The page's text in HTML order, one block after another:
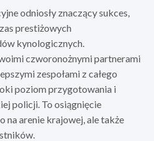
odniosły znaczący sukces,
prestiżowych
kynologicznych.
czworonożnymi partnerami
zespołami z całego
poziom przygotowania i
policji. To osiągnięcie
na arenie krajowej, ale także